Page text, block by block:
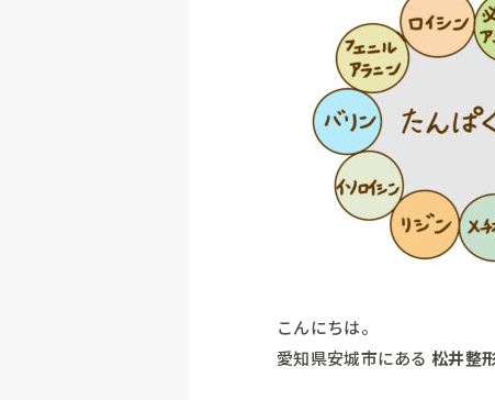
こんにちは。
愛知県安城市にある松井整